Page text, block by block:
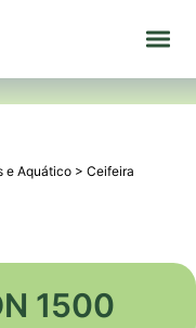
e Aquático > Ceifeira
1500